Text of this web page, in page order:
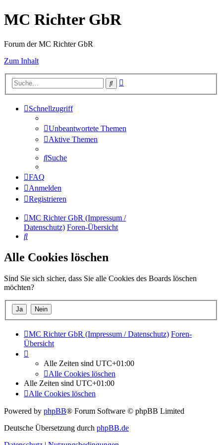
MC Richter GbR
Forum der MC Richter GbR
Zum Inhalt
Suche
Schnellzugriff
Unbeantwortete Themen
Aktive Themen
Suche
FAQ
Anmelden
Registrieren
MC Richter GbR (Impressum /
Datenschutz) Foren-Übersicht
Suche
Alle Cookies löschen
Sind Sie sich sicher, dass Sie alle Cookies des Boards löschen
möchten?
MC Richter GbR (Impressum / Datenschutz) Foren-
Übersicht
Alle Zeiten sind UTC+01:00
Alle Cookies löschen
Alle Zeiten sind UTC+01:00
Alle Cookies löschen
Powered by phpBB® Forum Software © phpBB Limited
Deutsche Übersetzung durch phpBB.de